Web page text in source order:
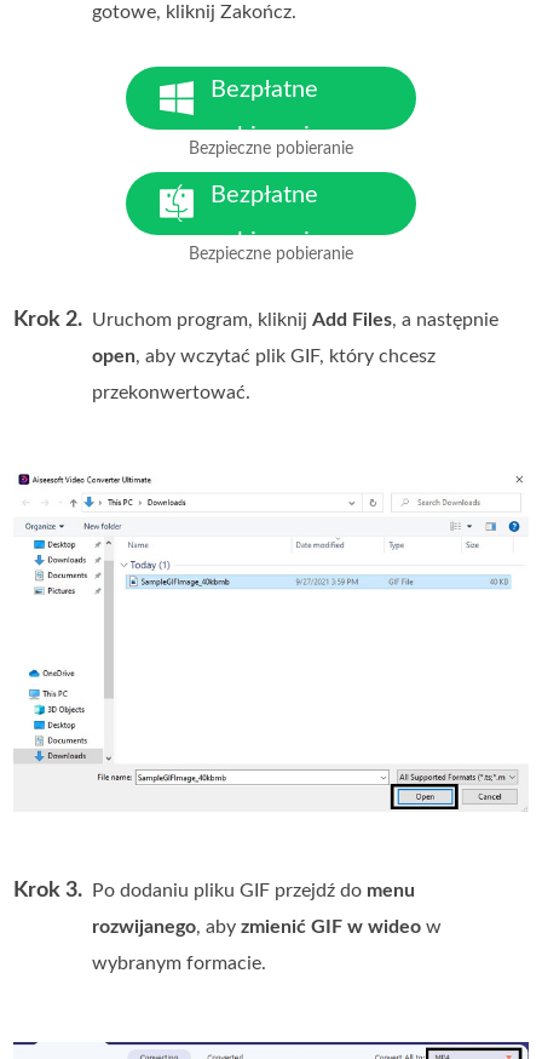
gotowe, kliknij Zakończ.
Bezpłatne
pobieranie
Dla Windows 7 lub nowszego
Bezpieczne pobieranie
Bezpłatne
pobieranie
Dla MacOS 10.7 lub nowszego
Bezpieczne pobieranie
Krok 2. Uruchom program, kliknijAdd Files, a następnie
open, aby wczytać plik GIF, który chcesz
przekonwertować.
Krok 3. Po dodaniu pliku GIF przejdź do menu
rozwijanego, abyzmienić GIF w wideo w
wybranym formacie.